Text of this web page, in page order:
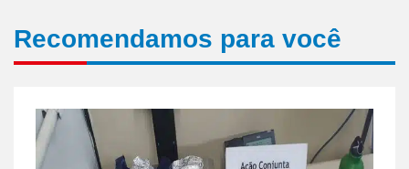
Recomendamos para você